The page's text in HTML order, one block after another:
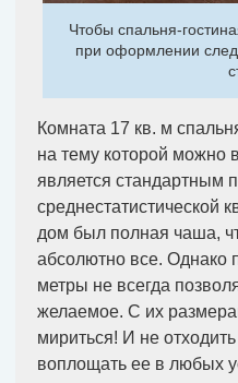
Чтобы спальня-
при оформлении
Комната 17 кв. м
на тему которой можно
является стандартным
среднестатистической
дом был полная чаша,
абсолютно все. Однако
метры не всегда
желаемое. С их
мириться! И не
воплощать ее в любых